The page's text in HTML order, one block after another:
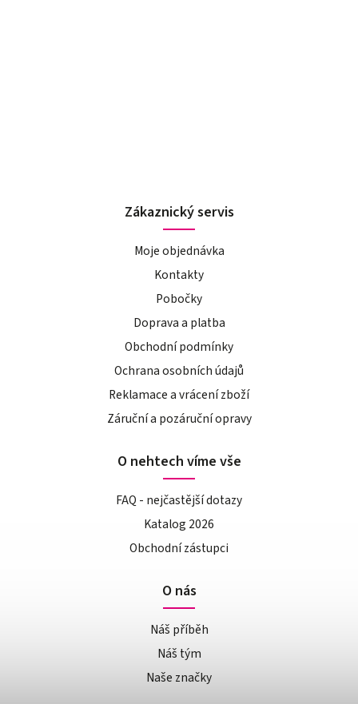
Zákaznický servis
Moje objednávka
Kontakty
Pobočky
Doprava a platba
Obchodní podmínky
Ochrana osobních údajů
Reklamace a vrácení zboží
Záruční a pozáruční opravy
O nehtech víme vše
FAQ - nejčastější dotazy
Katalog 2026
Obchodní zástupci
O nás
Náš příběh
Náš tým
Naše značky